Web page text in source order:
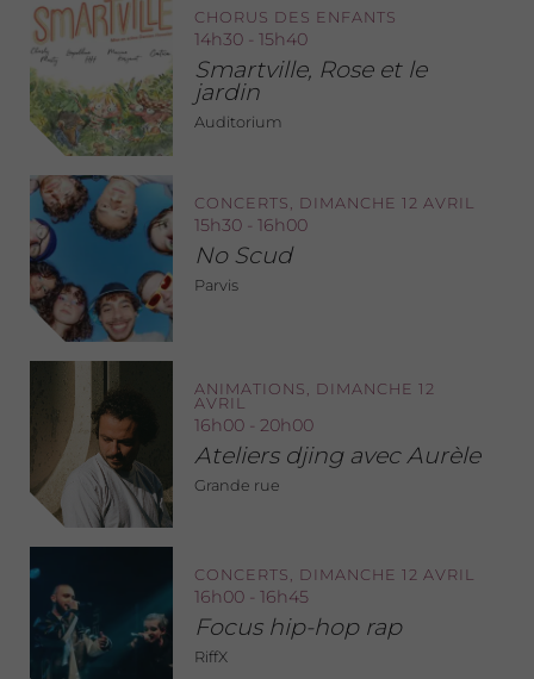
CHORUS DES ENFANTS
14h30 - 15h40
Smartville, Rose et le
jardin
Auditorium
CONCERTS, DIMANCHE 12 AVRIL
15h30 - 16h00
No Scud
Parvis
ANIMATIONS, DIMANCHE 12
AVRIL
16h00 - 20h00
Ateliers djing avec Aurèle
Grande rue
CONCERTS, DIMANCHE 12 AVRIL
16h00 - 16h45
Focus hip-hop rap
RiffX